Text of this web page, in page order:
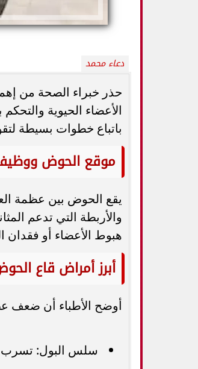
دعاء محمد
حذر خبراء الصحة من
الأعضاء الحيوية
باتباع خطوات بسيطة
موقع الحوض
يقع الحوض بين عظمة
والأربطة التي تدعم
هبوط الأعضاء أو فقدان
أبرز أمراض قاع
أوضح الأطباء أن
سلس البول: تسرب
8 علامات خطيرة لنقص الأكسجين في الدم..